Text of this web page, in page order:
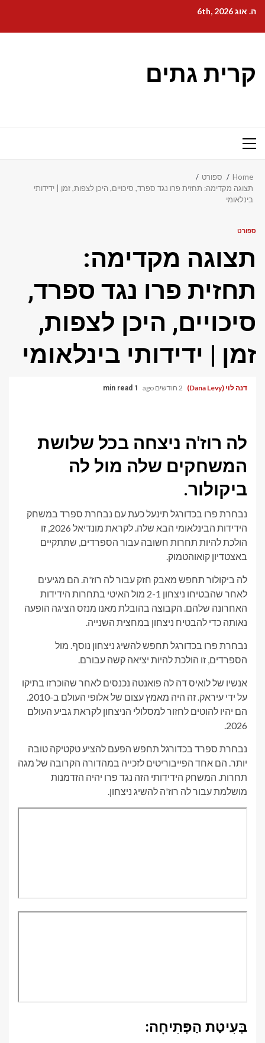
content
ה. אוג 6th, 2026
קרית גתים
Primary
Home
ספורט
תצוגה מקדימה: תחזית פרו נגד ספרד, סיכויים, היכן לצפות, זמן | ידידותי
בינלאומי
ספורט
תצוגה מקדימה:
תחזית פרו נגד ספרד,
סיכויים, היכן לצפות,
זמן | ידידותי בינלאומי
דנה לוי (Dana Levy) 2 חודשים ago 1 min read
לה רוז'ה ניצחה בכל שלושת
המשחקים שלה מול לה
ביקולור.
נבחרת פרו בכדורגל תינעל כעת עם נבחרת ספרד במשחק
הידידות הבינלאומי הבא שלה. לקראת מונדיאל 2026, זו
הולכת להיות תחרות חשובה עבור הספרדים, שתתקיים
באצטדיון קואוהטמוק.
לה ביקולור תחפש מאבק חזק עבור לה רוז'ה. הם מגיעים
לאחר שהבטיחו ניצחון 2-1 מול האיטי בתחרות הידידות
האחרונה שלהם. הקבוצה בהובלת מאנו מנזס הציגה הופעה
נאותה כדי להבטיח ניצחון במחצית השנייה.
נבחרת פרו בכדורגל תחפש להשיג ניצחון נוסף. מול
הספרדים, זו הולכת להיות יציאה קשה עבורם.
אנשיו של לואיס דה לה פואנטה נכנסים לאחר שהוכרזו בתיקו
על ידי עיראק. זה היה מאמץ עצום של אלופי העולם ב-2010.
הם יהיו להוטים לחזור למסלולי הניצחון לקראת גביע העולם
2026.
נבחרת ספרד בכדורגל תחפש הפעם להציע טקטיקה טובה
יותר. הם אחד הפייבוריטים לזכייה במהדורה הקרובה של מגה
תחרות. המשחק הידידותי הזה נגד פרו יהיה הזדמנות
מושלמת עבור לה רוז'ה להשיג ניצחון.
בְּעִיטַת הַפְּתִיחָה: